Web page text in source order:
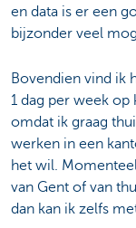
en data is er een
bijzonder veel
Bovendien vind ik
1 dag per week
omdat ik graag
werken in een
het wil.
van Gent of van
dan kan ik zelfs